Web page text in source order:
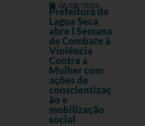
06/08/2026
Prefeitura de
Lagoa Seca
abre I Semana
de Combate à
Violência
Contra a
Mulher com
ações de
conscientizaç
ão e
mobilização
social